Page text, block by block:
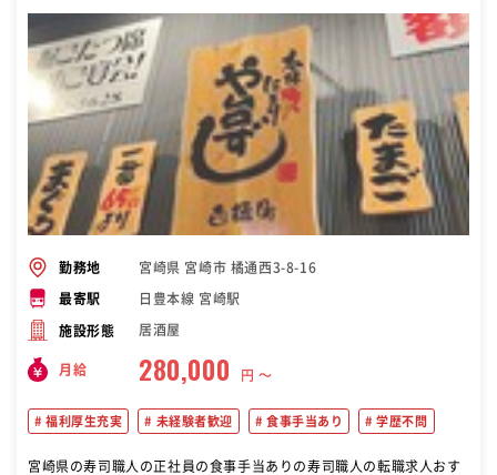
勤務地 宮崎県 宮崎市 橘通西3-8-16
最寄駅 日豊本線 宮崎駅
施設形態 居酒屋
月給 280,000 円 〜
福利厚生充実 未経験者歓迎 食事手当あり 学歴不問
宮崎県の寿司職人の正社員の食事手当ありの寿司職人の転職求人おす